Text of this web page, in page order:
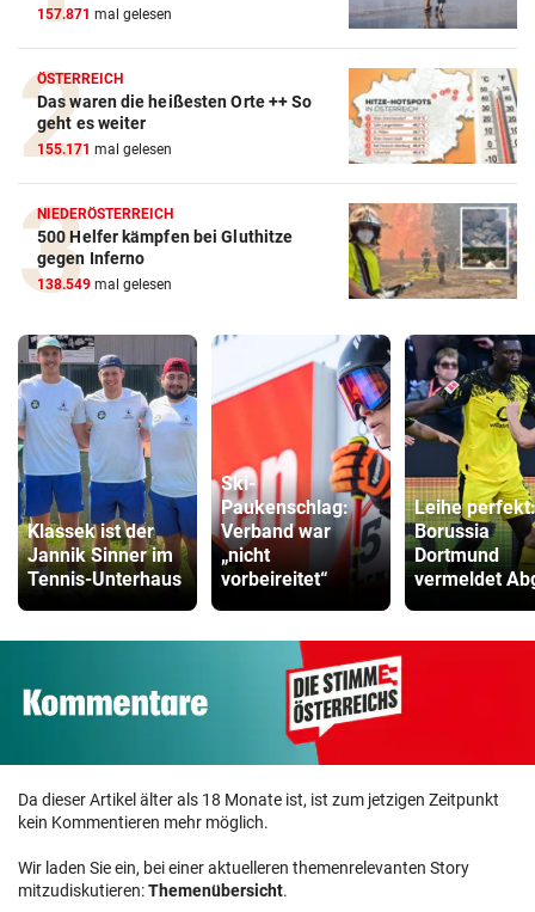
157.871 mal gelesen
ÖSTERREICH
Das waren die heißesten Orte ++ So
geht es weiter
155.171 mal gelesen
NIEDERÖSTERREICH
500 Helfer kämpfen bei Gluthitze
gegen Inferno
138.549 mal gelesen
Klassek ist der
Jannik Sinner im
Tennis-Unterhaus
Ski-
Paukenschlag:
Verband war
„nicht
vorbeireitet“
Leihe perfekt:
Borussia
Dortmund
vermeldet
Da dieser Artikel älter als 18 Monate ist, ist zum jetzigen Zeitpunkt
kein Kommentieren mehr möglich.
Wir laden Sie ein, bei einer aktuelleren themenrelevanten Story
mitzudiskutieren:Themenübersicht.